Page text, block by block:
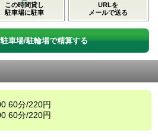
この時間貸し
駐車場に駐車
URLを
メールで送る
車場/駐輪場で精算する
60分/220円
60分/220円